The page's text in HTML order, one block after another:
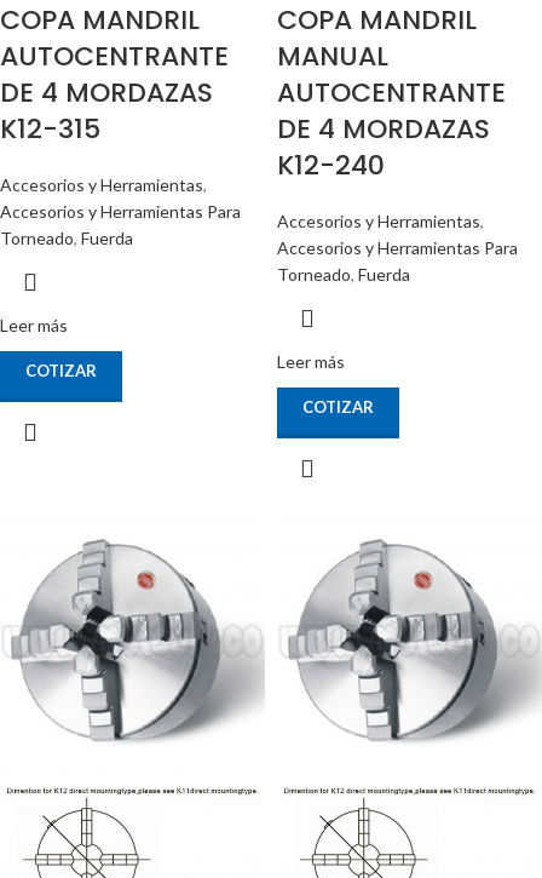
COPA MANDRIL
AUTOCENTRANTE
DE 4 MORDAZAS
K12-315
Accesorios y Herramientas,
Accesorios y Herramientas Para
Torneado, Fuerda
Leer más
COTIZAR
COPA MANDRIL
MANUAL
AUTOCENTRANTE
DE 4 MORDAZAS
K12-240
Accesorios y Herramientas,
Accesorios y Herramientas Para
Torneado, Fuerda
Leer más
COTIZAR